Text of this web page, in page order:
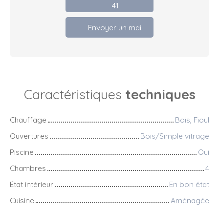
41
Envoyer un mail
Caractéristiques techniques
Chauffage
Bois, Fioul
Ouvertures
Bois/Simple vitrage
Piscine
Oui
Chambres
4
État intérieur
En bon état
Cuisine
Aménagée